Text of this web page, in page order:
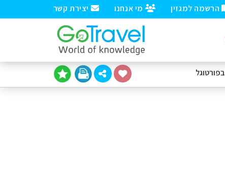
בפורטוגל
יצירת קשר מי אנחנו הרשמה למגזין